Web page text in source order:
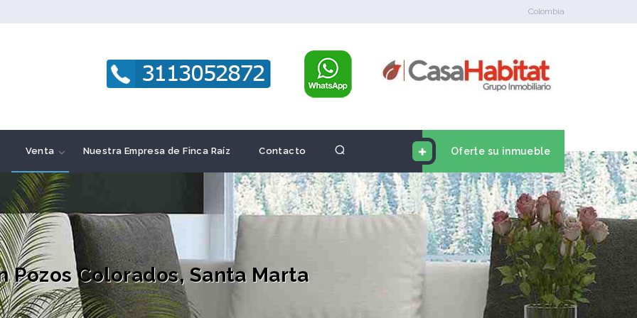
Colombia
Oferte su inmueble
Venta Nuestra Empresa de Finca Raíz Contacto
Pozos Colorados, Santa Marta